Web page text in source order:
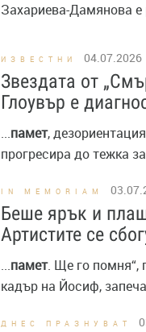
Захариева-Дамянова е
ИЗВЕСТНИ 04.07.2026
Звездата от
Глоувър е
...памет,
прогресира до тежка
IN MEMORIAM
Беше ярък и
Артистите се
...памет. Ще го помня“,
кадър на Йосиф,
ДНЕС ПРАЗНУВАТ